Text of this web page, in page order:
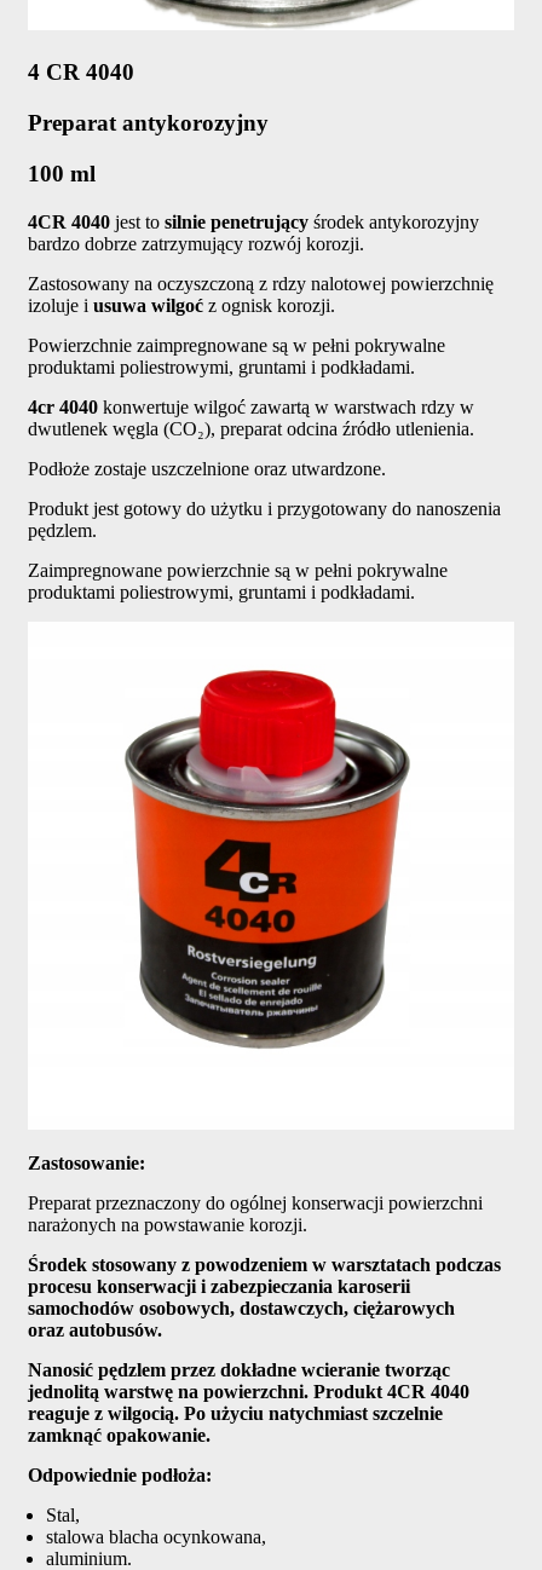
4 CR 4040
Preparat antykorozyjny
100 ml
4CR 4040 jest to silnie penetrujący środek antykorozyjny
bardzo dobrze zatrzymujący rozwój korozji.
Zastosowany na oczyszczoną z rdzy nalotowej powierzchnię
izoluje i usuwa wilgoć z ognisk korozji.
Powierzchnie zaimpregnowane są w pełni pokrywalne
produktami poliestrowymi, gruntami i podkładami.
4cr 4040 konwertuje wilgoć zawartą w warstwach rdzy w
dwutlenek węgla (CO₂), preparat odcina źródło utlenienia.
Podłoże zostaje uszczelnione oraz utwardzone.
Produkt jest gotowy do użytku i przygotowany do nanoszenia
pędzlem.
Zaimpregnowane powierzchnie są w pełni pokrywalne
produktami poliestrowymi, gruntami i podkładami.
Zastosowanie:
Preparat przeznaczony do ogólnej konserwacji powierzchni
narażonych na powstawanie korozji.
Środek stosowany z powodzeniem w warsztatach podczas
procesu konserwacji i zabezpieczania karoserii
samochodów osobowych, dostawczych, ciężarowych
oraz autobusów.
Nanosić pędzlem przez dokładne wcieranie tworząc
jednolitą warstwę na powierzchni. Produkt 4CR 4040
reaguje z wilgocią. Po użyciu natychmiast szczelnie
zamknąć opakowanie.
Odpowiednie podłoża:
Stal,
stalowa blacha ocynkowana,
aluminium.